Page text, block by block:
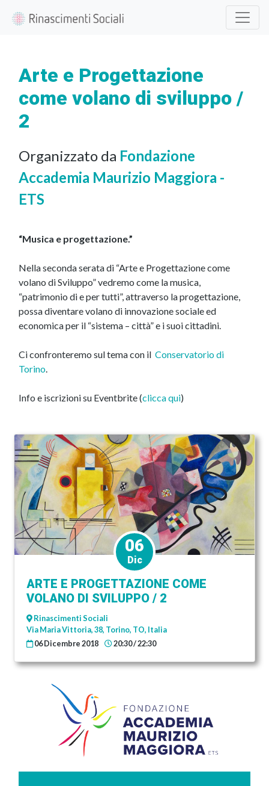
06
Dic
ARTE E PROGETTAZIONE COME
VOLANO DI SVILUPPO / 2
Rinascimenti Sociali
Via Maria Vittoria, 38, Torino, TO, Italia
06 Dicembre 2018
20:30 / 22:30
Arte e Progettazione
come volano di sviluppo /
2
Organizzato da Fondazione
Accademia Maurizio Maggiora -
ETS
“Musica e progettazione.”
Nella seconda serata di “Arte e Progettazione come
volano di Sviluppo” vedremo come la musica,
“patrimonio di e per tutti”, attraverso la progettazione,
possa diventare volano di innovazione sociale ed
economica per il “sistema – città” e i suoi cittadini.
Ci confronteremo sul tema con il Conservatorio di
Torino.
Info e iscrizioni su Eventbrite (clicca qui)